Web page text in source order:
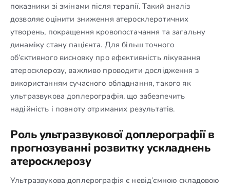
показники зі змінами після терапії. Такий аналіз
дозволяє оцінити зниження атеросклеротичних
утворень, покращення кровопостачання та загальну
динаміку стану пацієнта. Для більш точного
об’єктивного висновку про ефективність лікування
атеросклерозу, важливо проводити дослідження з
використанням сучасного обладнання, такого як
ультразвукова доплерографія, що забезпечить
надійність і повноту отриманих результатів.
Роль ультразвукової доплерографії в
прогнозуванні розвитку ускладнень
атеросклерозу
Ультразвукова доплерографія є невід’ємною складовою